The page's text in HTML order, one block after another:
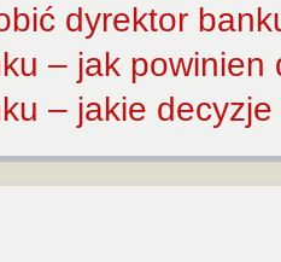
dyrektor
– jak
– jakie